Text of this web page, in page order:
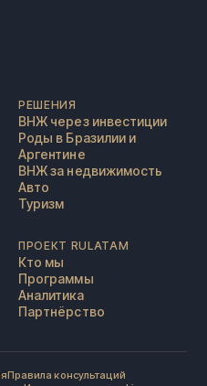
РЕШЕНИЯ
ВНЖ через инвестиции
Роды в Бразилии и
Аргентине
ВНЖ за недвижимость
Авто
Туризм
ПРОЕКТ RULATAM
Кто мы
Программы
Аналитика
Партнёрство
Правила консультаций